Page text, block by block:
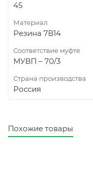
45
Материал
Резина 7В14
Соответствие муфте
МУВП – 70/3
Страна производства
Россия
Похожие товары